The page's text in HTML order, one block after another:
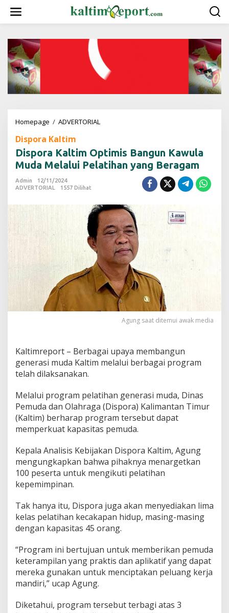
w
Homepage / ADVERTORIAL
p
o
r
l
t
i
m
O
i
m
i
s
n
K
l
a
M
u
d
M
e
l
i
P
e
t
i
h
a
Dispora Kaltim
Dispora Kaltim Optimis Bangun Kawula
Muda Melalui Pelatihan yang Beragam
Admin
12/11/2024
ADVERTORIAL
1557 Dilihat
Agung saat ditemui awak media
Kaltimreport – Berbagai upaya membangun
generasi muda Kaltim melalui berbagai program
telah dilaksanakan.
Melalui program pelatihan generasi muda, Dinas
Pemuda dan Olahraga (Dispora) Kalimantan Timur
(Kaltim) berharap program tersebut dapat
memperkuat kapasitas pemuda.
Kepala Analisis Kebijakan Dispora Kaltim, Agung
mengungkapkan bahwa pihaknya menargetkan
100 peserta untuk mengikuti pelatihan
kepemimpinan.
Tak hanya itu, Dispora juga akan menyediakan lima
kelas pelatihan kecakapan hidup, masing-masing
dengan kapasitas 45 orang.
“Program ini bertujuan untuk memberikan pemuda
keterampilan yang praktis dan aplikatif yang dapat
mereka gunakan untuk menciptakan peluang kerja
mandiri,” ucap Agung.
Diketahui, program tersebut terbagi atas 3